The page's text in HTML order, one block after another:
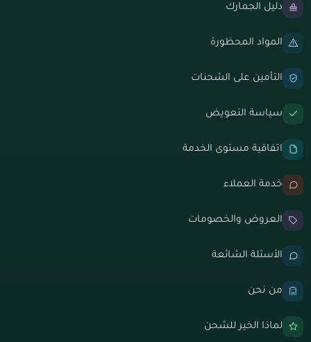
دليل الجمارك
المواد المحظورة
التأمين على الشحنات
سياسة التعويض
اتفاقية مستوى الخدمة
خدمة العملاء
العروض والخصومات
الأسئلة الشائعة
من نحن
لماذا الخير للشحن